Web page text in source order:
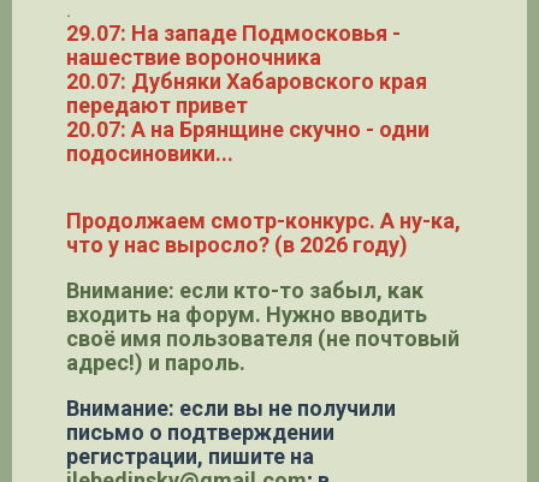
.
29.07: На западе Подмосковья -
нашествие вороночника
20.07: Дубняки Хабаровского края
передают привет
20.07: А на Брянщине скучно - одни
подосиновики...
Продолжаем смотр-конкурс. А ну-ка,
что у нас выросло? (в 2026 году)
Внимание: если кто-то забыл, как
входить на форум. Нужно вводить
своё имя пользователя (не почтовый
адрес!) и пароль.
Внимание: если вы не получили
письмо о подтверждении
регистрации, пишите на